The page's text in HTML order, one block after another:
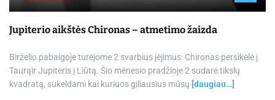
Jupiterio aikštės Chironas – atmetimo žaizda
Birželio pabaigoje turėjome 2 svarbius įėjimus: Chironas persikėlė į
Taurąir Jupiteris į Liūtą. Šio mėnesio pradžioje 2 sudarė tikslų
kvadratą, sukeldami kai kuriuos giliausius mūsų [daugiau…]